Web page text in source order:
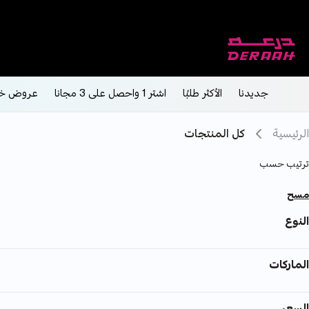
جديدنا الأكثر طلبًا اشتر 1 واحصل على 3 مجانا عروض
الرئيسية كل المنتجات
ترتيب حسب
مسح
النوع
الماركات